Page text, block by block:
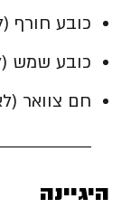
כובע חורף
כובע שמש
חם צוואר
היגיינה